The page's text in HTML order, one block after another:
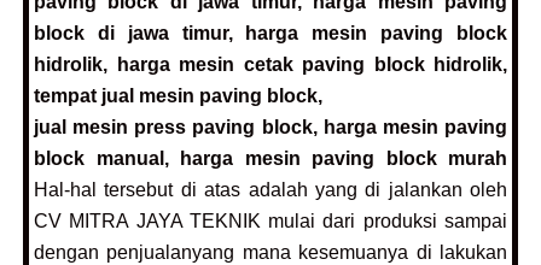
block di jawa timur,
harga mesin paving block
hidrolik,
harga mesin cetak paving block hidrolik,
tempat jual mesin paving block,
jual mesin press paving block, harga mesin paving
block manual,
harga mesin paving block murah
Hal-hal tersebut di atas adalah yang di jalankan oleh
CV MITRA JAYA TEKNIK mulai dari produksi sampai
dengan penjualanyang mana kesemuanya di lakukan